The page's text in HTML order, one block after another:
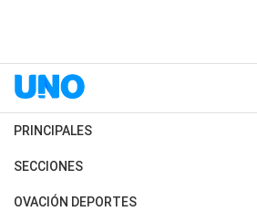
PRINCIPALES
Últimas Noticias
Política
SECCIONES
Horóscopo
OVACIÓN DEPORTES